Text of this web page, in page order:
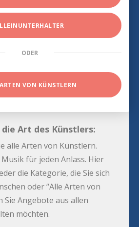
ODER
VON KÜNSTLERN
die Art des Künstlers:
alle Arten von Künstlern.
für jeden Anlass. Hier
die Kategorie, die Sie sich
oder “Alle Arten von
Sie Angebote aus allen
möchten.